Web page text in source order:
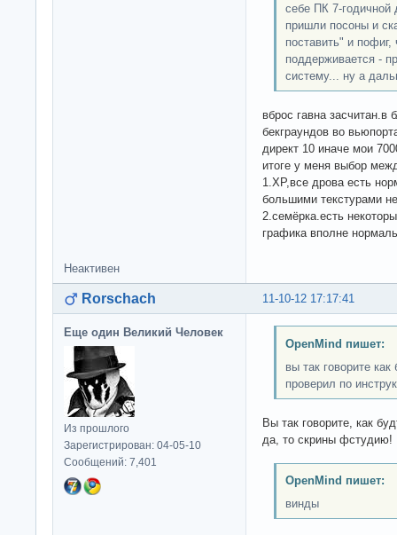
себе ПК 7-годичной
пришли посоны и
поставить" и
поддерживается -
систему... ну а
вброс гавна засчитан.в
бекграундов во
директ 10 иначе мои
итоге у меня выбор
1.ХР,все дрова есть
большими текстурами
2.семёрка.есть
графика вполне
Неактивен
11-10-12 17:17:41
Rorschach
Еще один Великий Человек
Из прошлого
Зарегистрирован: 04-05-10
Сообщений: 7,401
OpenMind пишет:
вы так говорите
проверил по
Вы так говорите, как
да, то скрины фстудию!
OpenMind пишет:
винды